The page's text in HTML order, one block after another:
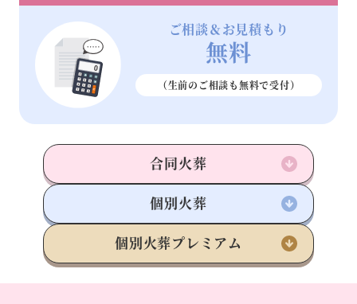
ご相談＆お見積もり
無料
（生前のご相談も無料で受付）
合同火葬
個別火葬
個別火葬プレミアム